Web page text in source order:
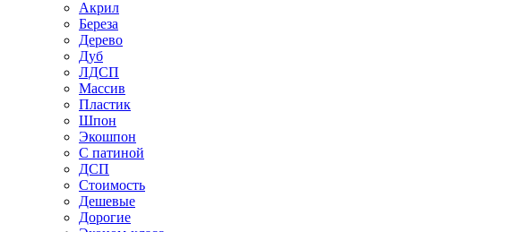
Акрил
Береза
Дерево
Дуб
ЛДСП
Массив
Пластик
Шпон
Экошпон
С патиной
ДСП
Стоимость
Дешевые
Дорогие